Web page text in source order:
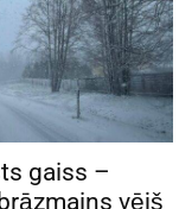
gaiss –
vējš